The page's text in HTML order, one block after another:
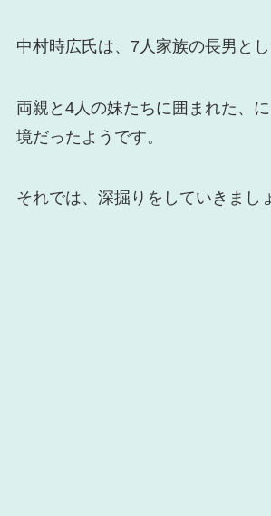
中村時広氏は、7人家族の長男とし
両親と4人の妹たちに囲まれた、
境だったようです。
それでは、深掘りをしていきまし